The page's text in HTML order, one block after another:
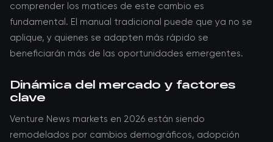
comprender los matices de este cambio es
fundamental. El manual tradicional puede que ya no se
aplique, y quienes se adapten más rápido se
beneficiarán más de las oportunidades emergentes.
Dinámica del mercado y factores
clave
Venture News markets en 2026 están siendo
remodelados por cambios demográficos, adopción